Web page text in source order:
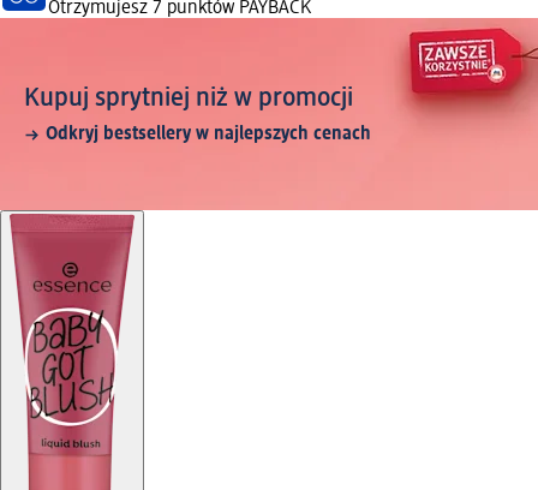
Otrzymujesz 7 punktów PAYBACK
Kupuj sprytniej niż w promocji
Odkryj bestsellery w najlepszych cenach